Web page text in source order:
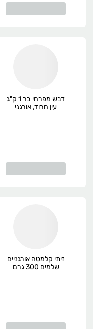
דבש מפרחי בר 1 ק"ג
עין חרוד, אורגני
זיתי קלמטה אורגניים
שלמים 300 גרם